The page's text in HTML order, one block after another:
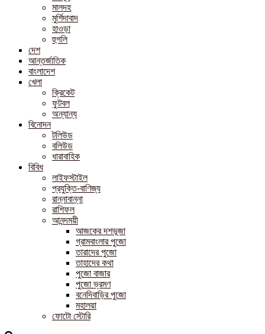
মালদহ
মুর্শিদাবাদ
হাওড়া
হুগলি
দেশ
আন্তর্জাতিক
বাংলাদেশ
খেলা
ক্রিকেট
ফুটবল
অন্যান্য
বিনোদন
টলিউড
বলিউড
ধারাবাহিক
বিবিধ
লাইফস্টাইল
প্রযুক্তি-বাণিজ্য
রান্নাবান্না
রাশিফল
আনন্দময়ী
আজকের দশভূজা
গ্রামবাংলার পুজো
তারাদের পুজো
তাহাদের কথা
পুজো বাজার
পুজো ভ্রমণ
বনেদিবাড়ির পুজো
মহালয়া
ফোটো স্টোরি